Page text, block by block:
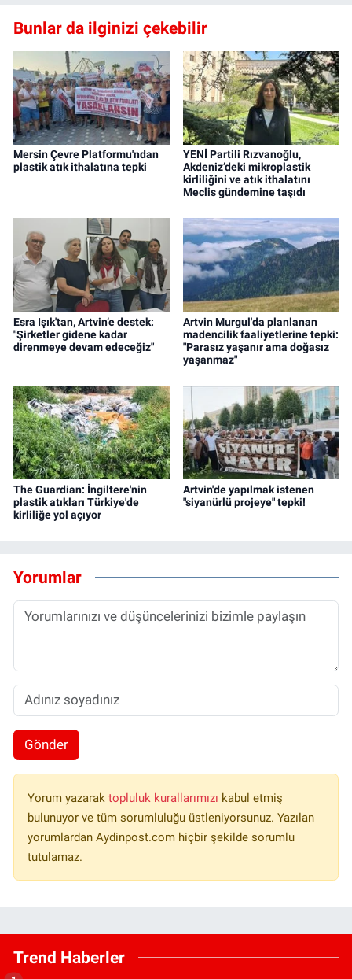
Bunlar da ilginizi çekebilir
Mersin Çevre Platformu'ndan
plastik atık ithalatına tepki
YENİ Partili Rızvanoğlu,
Akdeniz’deki mikroplastik
kirliliğini ve atık ithalatını
Meclis gündemine taşıdı
Esra Işık'tan, Artvin’e destek:
"Şirketler gidene kadar
direnmeye devam edeceğiz"
Artvin Murgul'da planlanan
madencilik faaliyetlerine tepki:
"Parasız yaşanır ama doğasız
yaşanmaz"
The Guardian: İngiltere'nin
plastik atıkları Türkiye'de
kirliliğe yol açıyor
Artvin'de yapılmak istenen
"siyanürlü projeye" tepki!
Yorumlar
Gönder
Yorum yazarak topluluk kurallarımızı kabul etmiş
bulunuyor ve tüm sorumluluğu üstleniyorsunuz. Yazılan
yorumlardan Aydinpost.com hiçbir şekilde sorumlu
tutulamaz.
Trend Haberler